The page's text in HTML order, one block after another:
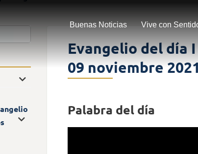
Buenas Noticias Vive con
Evangelio del día
09 noviembre
Palabra del día